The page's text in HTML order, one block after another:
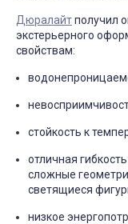
Дюралайтполучил
экстерьерного
свойствам:
стойкость к
отличная
сложные
светящиеся
низкое